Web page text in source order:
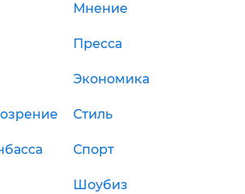
Мнение
Пресса
Экономика
Стиль
Спорт
Шоубиз